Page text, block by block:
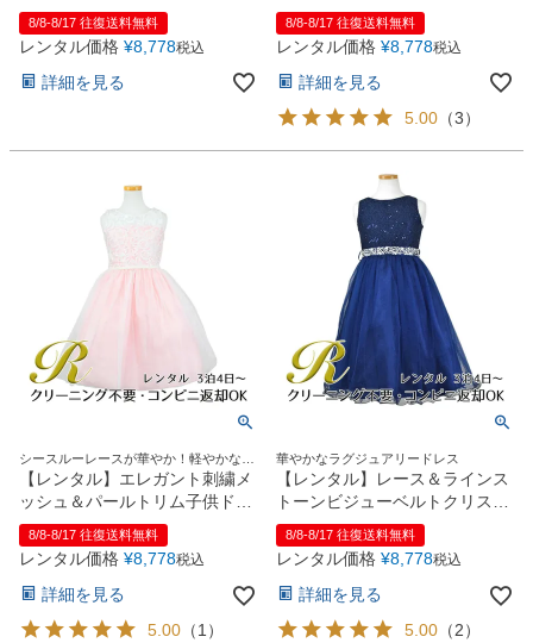
子供ドレス(HC734)コーラル
8/8-8/17 往復送料無料
レンタル価格 ¥8,778税込
詳細を見る
子供ドレス(HC734)ライラック
8/8-8/17 往復送料無料
レンタル価格 ¥8,778税込
詳細を見る
5.00 （3）
シースルーレースが華やか！軽やかな膝
丈ドレス
【レンタル】エレガント刺繍メ
ッシュ＆パールトリム子供ドレ
ス(SK740)ペールピンク
8/8-8/17 往復送料無料
レンタル価格 ¥8,778税込
詳細を見る
5.00 （1）
華やかなラグジュアリードレス
【レンタル】レース＆ラインス
トーンビジューベルトクリスタ
ルチュール子供ドレス
(MBK340)ネイビー
8/8-8/17 往復送料無料
レンタル価格 ¥8,778税込
詳細を見る
5.00 （2）